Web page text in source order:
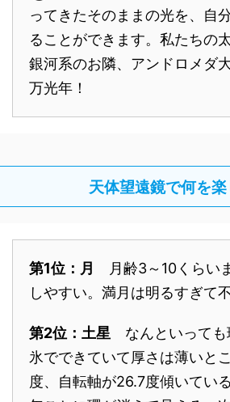
ってきたそのままの光を、自
ることができます。私たちの
銀河系のお隣、アンドロメダ
万光年！
天体望遠鏡で何を楽
第1位：月
月齢3～10くらい
しやすい。満月は明るすぎて不
第2位：土星 なんといっても
氷でできていて厚さは薄いと
度、自転軸が26.7度傾いてい